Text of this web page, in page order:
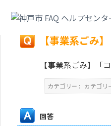
戻る
【事業系ごみ
【事業系ごみ】「
カテゴリー : カテゴリ
回答